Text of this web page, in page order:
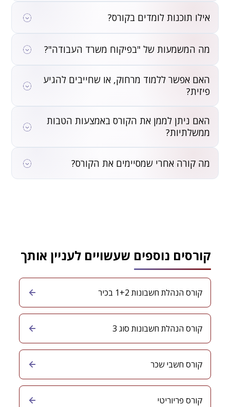
ולאחר מכן מעמיק לחשבונאות פיננסית ומעשית. הכניסה לקורס
מצריכה ועדת קבלה, שמטרתה לוודא שהמועמד/ת מתאים/ה
אילו תוכנות לומדים בקורס?
תוכנת שכר, וגיליונות אלקטרוניים לעיבוד נתונים (Excel). חשוב
לדעת: מחשבי Mac אינם תומכים בתוכנות הרלוונטיות, ולכן יש
מה המשמעות של "בפיקוח משרד העבודה"?
בסטנדרטים שנקבעו על ידי המשרד, ושבחינות ההסמכה מוכרות
באופן רשמי. זה מבטיח שהתעודה שתקבל/י מוכרת על ידי
נלוות כגון ספרים ואגרות בחינות חיצוניות.
האם אפשר ללמוד מרחוק, או שחייבים להגיע
פיזית?
בשתי המתכונות נדרשת נוכחות ב-85% מהשיעורים. מומלץ
לפנות לייעוץ לפרטים על המחזור הקרוב ועל האפשרויות הזמינות.
האם ניתן לממן את הקורס באמצעות הטבות
ממשלתיות?
הסתדרות העובדים ומועדון חבר, וכן לוואצ'ר לדורשי עבודה
לזכאים. לבירור הזכאות יש לפנות לשירות התעסוקה.
מה קורה אחרי שמסיימים את הקורס?
קורסים נוספים שעשויים לעניין אותך
קורס הנהלת חשבונות 1+2 בכיר
קורס הנהלת חשבונות סוג 3
קורס חשבי שכר
קורס פריוריטי